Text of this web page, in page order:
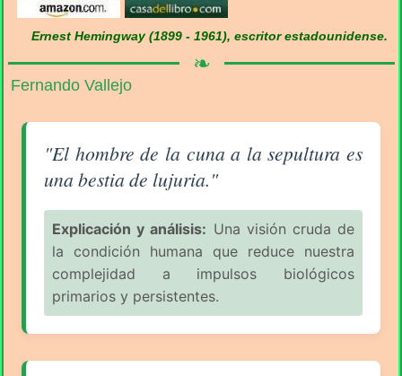
Ernest Hemingway (1899 - 1961), escritor estadounidense.
❧
Fernando Vallejo
Aforismo sobre el Hombre (pág. 2/7) - Fernando
"El hombre de la cuna a la sepultura es
una bestia de lujuria."
Explicación y análisis: Una visión cruda de
la condición humana que reduce nuestra
complejidad a impulsos biológicos
primarios y persistentes.